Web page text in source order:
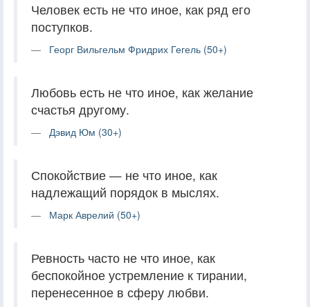
Человек есть не что иное, как ряд его
поступков.
Георг Вильгельм Фридрих Гегель (50+)
Любовь есть не что иное, как желание
счастья другому.
Дэвид Юм (30+)
Спокойствие — не что иное, как
надлежащий порядок в мыслях.
Марк Аврелий (50+)
Ревность часто не что иное, как
беспокойное устремление к тирании,
перенесенное в сферу любви.